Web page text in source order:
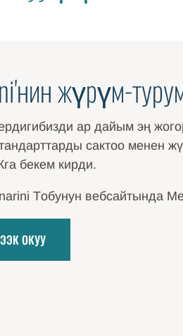
жүрүм-
ар дайым эң
сактоо менен
бекем кирди.
Tобунун вебсайтында
ОКУУ